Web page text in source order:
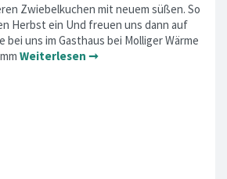
Zwiebelkuchen mit neuem süßen. So
Herbst ein Und freuen uns dann auf
bei uns im Gasthaus bei Molliger Wärme
Weiterlesen ➞